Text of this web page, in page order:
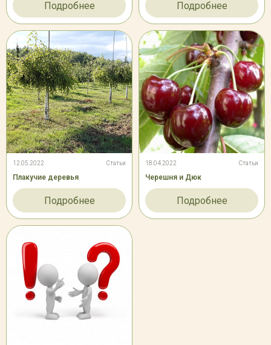
Подробнее Подробнее
12.05.2022 Статьи
Плакучие деревья
Подробнее
18.04.2022 Статьи
Черешня и Дюк
Подробнее